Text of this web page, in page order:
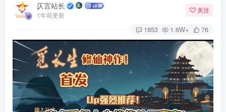
仄言站长
1年前更新
关注
1853 1.6W+ 76